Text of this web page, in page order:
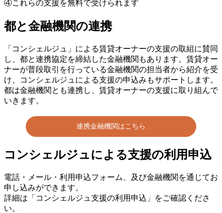
④これらの支援を無料で受けられます
都と金融機関の連携
「コンシェルジュ」による賃貸オーナーの支援の取組に賛同
し、都と連携協定を締結した金融機関もあります。賃貸オー
ナーが普段取引を行っている金融機関の担当者から紹介を受
け、コンシェルジュによる支援の申込みもサポートします。
都は金融機関とも連携し、賃貸オーナーの支援に取り組んで
いきます。
連携金融機関はこちら
コンシェルジュによる支援の利用申込
電話・メール・利用申込フォーム、及び金融機関を通じてお
申し込みができます。
詳細は「コンシェルジュ支援の利用申込」をご確認くださ
い。